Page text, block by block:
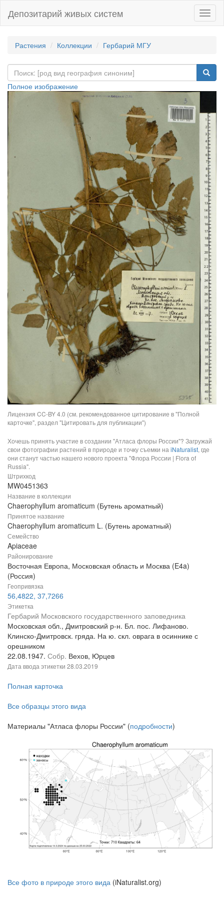
Депозитарий живых систем
Растения Коллекции Гербарий МГУ
Полное изображение
Лицензия CC-BY 4.0 (см. рекомендованное цитирование в "Полной
карточке", раздел "Цитировать для публикации")
Хочешь принять участие в создании "Атласа флоры России"? Загружай
свои фотографии растений в природе и точку съемки на iNaturalist, где
они станут частью нашего нового проекта "Флора России | Flora of
Russia".
Штрихкод
MW0451363
Название в коллекции
Chaerophyllum aromaticum (Бутень ароматный)
Принятое название
Chaerophyllum aromaticum L. (Бутень ароматный)
Семейство
Apiaceae
Районирование
Восточная Европа, Московская область и Москва (E4a)
(Россия)
Геопривязка
56,4822, 37,7266
Этикетка
Гербарий Московского государственного заповедника
Московская обл., Дмитровский р-н. Бл. пос. Лифаново.
Клинско-Дмитровск. гряда. На ю. скл. оврага в осиннике с
орешником
22.08.1947. Собр. Вехов, Юрцев
Дата ввода этикетки 28.03.2019
Полная карточка
Все образцы этого вида
Материалы "Атласа флоры России" (подробности)
Все фото в природе этого вида (iNaturalist.org)